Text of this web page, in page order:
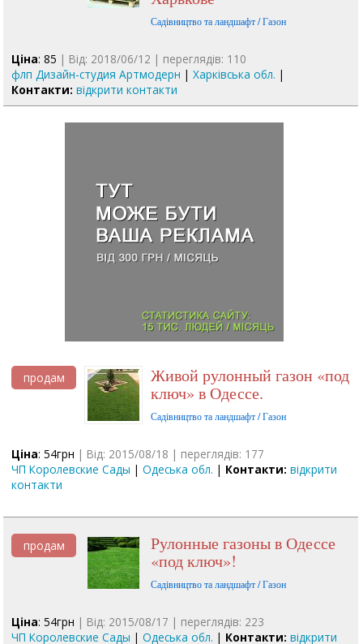
Садівництво та ландшафт / Газон
Ціна: 85 | Від: 2018/06/12 | переглядів: 110
флп Дизайн-студия Артмодерн |Харківська обл. |
Контакти: відкрити контакти
продам Живой рулонный газон «под
ключ» в Одессе.
Садівництво та ландшафт / Газон
Ціна: 54грн | Від: 2015/08/18 | переглядів: 177
ЧП Королевские Сады |Одеська обл. | Контакти: відкрити
контакти
продам Рулонные газоны в Одессе
«под ключ»!
Садівництво та ландшафт / Газон
Ціна: 54грн | Від: 2015/08/17 | переглядів: 223
ЧП Королевские Сады |Одеська обл. | Контакти: відкрити